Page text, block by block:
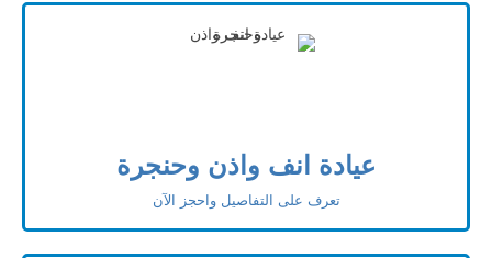
عيادة انف واذن وحنجرة
تعرف على التفاصيل واحجز الآن